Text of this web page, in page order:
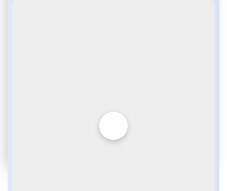
Внимательное отношение
Социальные программы
Возвращение интереса к жизни